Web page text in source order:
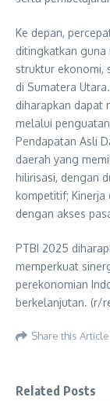
Ke depan,
ditingkatkan guna
struktur ekonomi,
di Sumatera
diharapkan dapat
melalui
Pendapatan Asli
daerah yang
hilirisasi, dengan
kompetitif; Kinerja
dengan akses
PTBI 2025
memperkuat
perekonomian
berkelanjutan. (r/
Share this Article
Related Posts